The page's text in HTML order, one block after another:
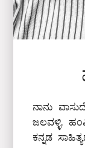
ನಾನು
ಜಲವಳ್ಳಿ.
ಕನ್ನಡ